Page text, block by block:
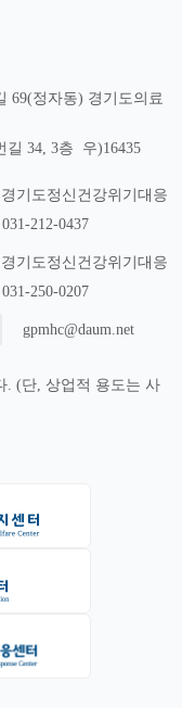
69(정자동) 경기도의료
길 34, 3층 우)16435
기도정신건강위기대응
212-0437
기도정신건강위기대응
250-0207
gpmhc@daum.net
. (단, 상업적 용도는 사